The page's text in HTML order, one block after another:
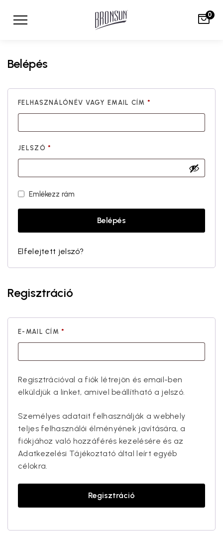
0
Belépés
FELHASZNÁLÓNÉV VAGY EMAIL CÍM *
JELSZÓ*
Emlékezz rám
Belépés
Elfelejtett jelszó?
Regisztráció
E-MAIL CÍM*
Regisztrációval a fiók létrejön és email-ben
elküldjük a linket, amivel beállítható a jelszó.
Személyes adatait felhasználják a webhely
teljes felhasználói élményének javítására, a
fiókjához való hozzáférés kezelésére és az
Adatkezelési Tájékoztató által leírt egyéb
célokra.
Regisztráció